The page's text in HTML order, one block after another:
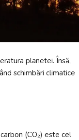
planetei. Însă,
schimbări climatice
(CO₂) este cel